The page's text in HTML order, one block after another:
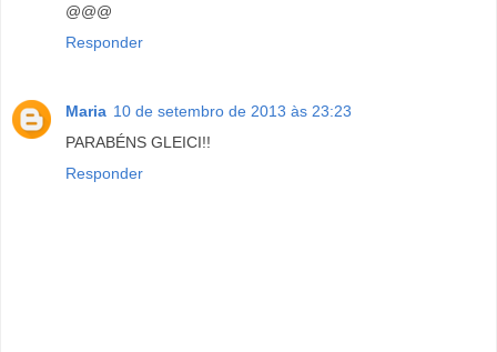
@@@
Responder
Maria 10 de setembro de 2013 às 23:23
PARABÉNS GLEICI!!
Responder